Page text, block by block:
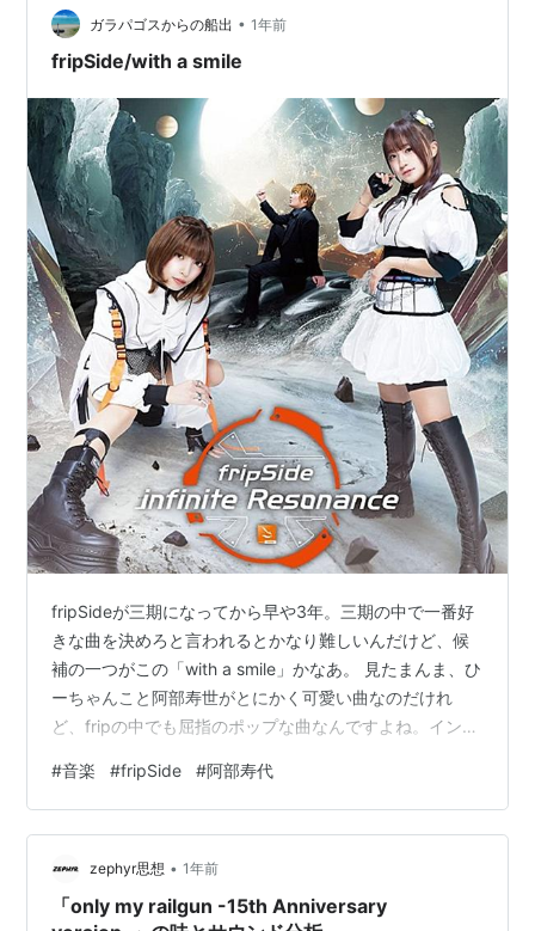
ガラパゴスからの船出 • 1年前
fripSide/with a smile
fripSideが三期になってから早や3年。三期の中で一番好
きな曲を決めろと言われるとかなり難しいんだけど、候
補の一つがこの「with a smile」かなあ。 見たまんま、ひ
ーちゃんこと阿部寿世がとにかく可愛い曲なのだけれ
ど、fripの中でも屈指のポップな曲なんですよね。イント
のよ。全体的に「夢を見たいから」感あるよね。今まで
のfripだったら絶対やらなかった曲。satが提供した
「STAR☆CARNIVAL」が一番近いかな？ ひーちゃんは
元々北海道のローカルアイドルだったそうだけど、声質
がなおすんと初期ジョルノの間ぐらいの感じでfri…
#音楽 #fripSide #阿部寿代
zephyr思想 • 1年前
「only my railgun -15th Anniversary